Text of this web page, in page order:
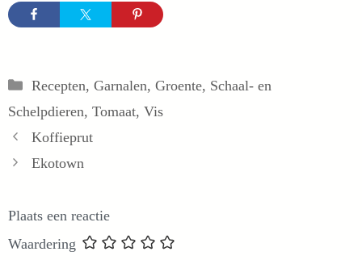
Categorieën
Recepten, Garnalen, Groente, Schaal- en
Schelpdieren, Tomaat, Vis
Koffieprut
Ekotown
Plaats een reactie
Waardering